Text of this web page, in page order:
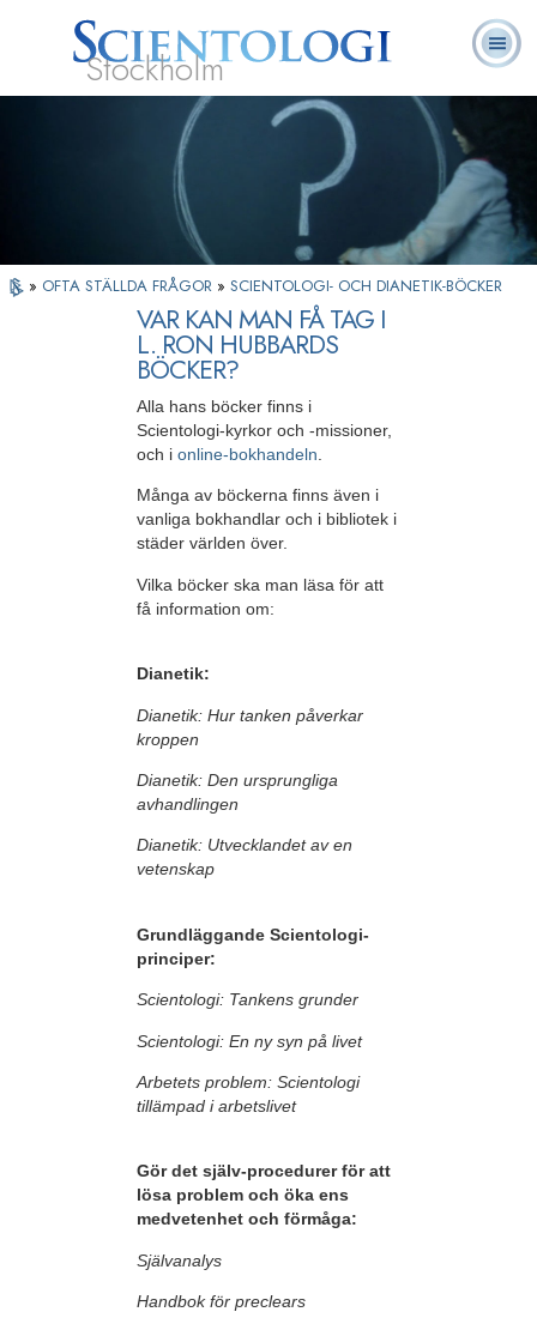
Stockholm
Vad är
Scientologi?
Frivilligpastorer
Ofta ställda
frågor
» OFTA STÄLLDA FRÅGOR » SCIENTOLOGI- OCH DIANETIK-BÖCKER
VAR KAN MAN FÅ TAG I
L. RON HUBBARDS
BÖCKER?
Alla hans böcker finns i
Scientologi-kyrkor och -missioner,
och i online-bokhandeln
Många av böckerna finns även i
vanliga bokhandlar och i bibliotek i
städer världen över.
Vilka böcker ska man läsa för att
få information om:
Dianetik:
Dianetik: Hur tanken påverkar
kroppen
Dianetik: Den ursprungliga
avhandlingen
Dianetik: Utvecklandet av en
vetenskap
Grundläggande Scientologi-
principer:
Scientologi: Tankens grunder
Scientologi: En ny syn på livet
Arbetets problem: Scientologi
tillämpad i arbetslivet
Gör det själv-procedurer för att
lösa problem och öka ens
medvetenhet och förmåga:
Självanalys
Handbok för preclears